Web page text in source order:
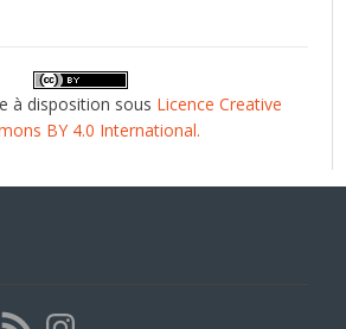
à disposition sous Licence Creative
BY 4.0 International.
Flux Instagram